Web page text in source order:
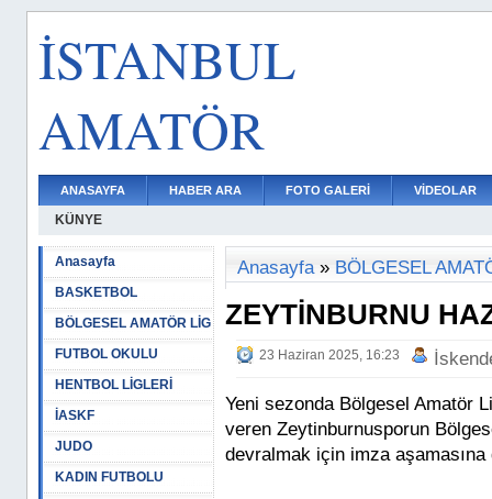
İSTANBUL
AMATÖR
ANASAYFA HABER ARA FOTO GALERİ VİDEOLAR
KÜNYE
Anasayfa
BASKETBOL
BÖLGESEL AMATÖR LİG
FUTBOL OKULU
HENTBOL LİGLERİ
İASKF
JUDO
KADIN FUTBOLU
Anasayfa» BÖLGESEL
ZEYTİNBURNU
23 Haziran 2025, 16:23
Yeni sezonda Bölgesel Amatör
veren Zeytinburnusporun
devralmak için imza aşamasına